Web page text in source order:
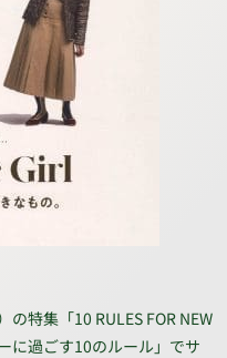
特集「10 RULES FOR NEW
に過ごす10のルール」でサ